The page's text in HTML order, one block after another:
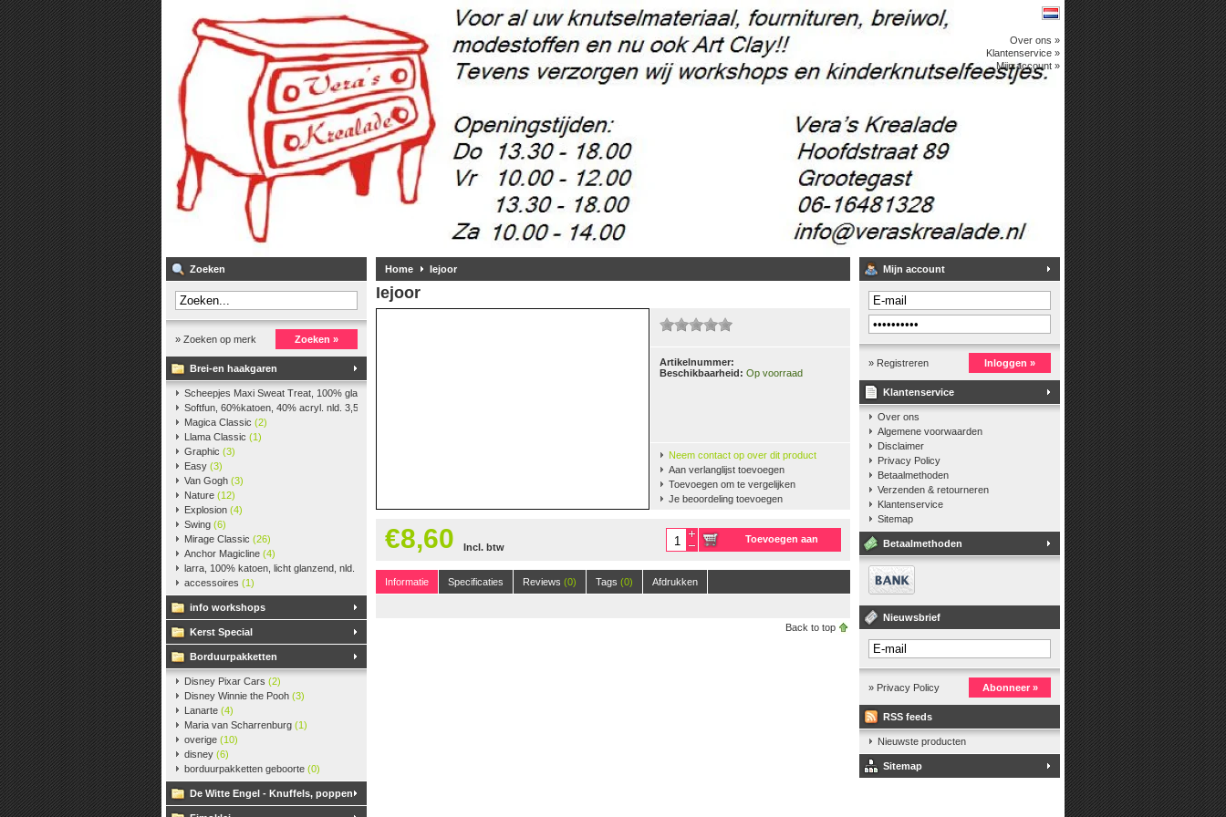
Over ons »
Klantenservice »
Mijn account »
Zoeken
» Zoeken op merk Zoeken »
Brei-en haakgaren
Scheepjes Maxi Sweat Treat, 100% glanskatoen,25 gr.
Softfun, 60%katoen, 40% acryl. nld. 3,5-4. ca. 140m, 50 gr.
Magica Classic (2)
Llama Classic (1)
Graphic (3)
Easy (3)
Van Gogh (3)
Nature (12)
Explosion (4)
Swing (6)
Mirage Classic (26)
Anchor Magicline (4)
larra, 100% katoen, licht glanzend, nld. 2,5-3, ca. 125m, 50 gr.(38)
accessoires (1)
info workshops
Kerst Special
Borduurpakketten
Disney Pixar Cars (2)
Disney Winnie the Pooh (3)
Lanarte (4)
Maria van Scharrenburg (1)
overige (10)
disney (6)
borduurpakketten geboorte (0)
De Witte Engel - Knuffels, poppen
Home Iejoor
Iejoor
Artikelnummer:
Beschikbaarheid: Op voorraad
Neem contact op over dit product
Aan verlanglijst toevoegen
Toevoegen om te vergelijken
Je beoordeling toevoegen
€8,60 Incl. btw
Toevoegen aan
Informatie
Specificaties Reviews (0) Tags (0) Afdrukken
Back to top
Mijn account
» Registreren Inloggen »
Klantenservice
Over ons
Algemene voorwaarden
Disclaimer
Privacy Policy
Betaalmethoden
Verzenden & retourneren
Klantenservice
Sitemap
Betaalmethoden
Nieuwsbrief
» Privacy Policy Abonneer »
RSS feeds
Nieuwste producten
Sitemap